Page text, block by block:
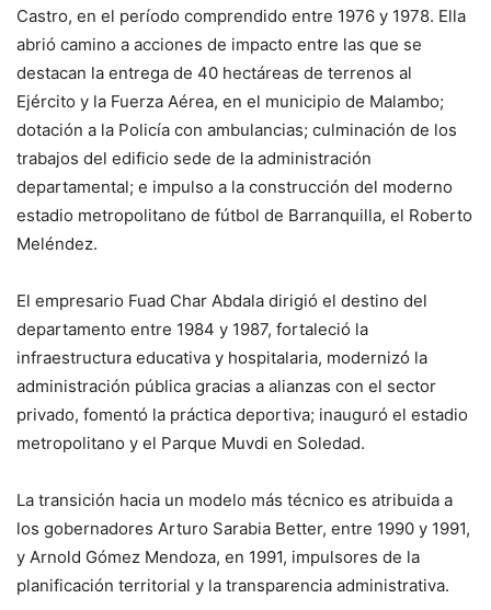
Castro, en el período comprendido entre 1976 y 1978. Ella
abrió camino a acciones de impacto entre las que se
destacan la entrega de 40 hectáreas de terrenos al
Ejército y la Fuerza Aérea, en el municipio de Malambo;
dotación a la Policía con ambulancias; culminación de los
trabajos del edificio sede de la administración
departamental; e impulso a la construcción del moderno
estadio metropolitano de fútbol de Barranquilla, el Roberto
Meléndez.
El empresario Fuad Char Abdala dirigió el destino del
departamento entre 1984 y 1987, fortaleció la
infraestructura educativa y hospitalaria, modernizó la
administración pública gracias a alianzas con el sector
privado, fomentó la práctica deportiva; inauguró el estadio
metropolitano y el Parque Muvdi en Soledad.
La transición hacia un modelo más técnico es atribuida a
los gobernadores Arturo Sarabia Better, entre 1990 y 1991,
y Arnold Gómez Mendoza, en 1991, impulsores de la
planificación territorial y la transparencia administrativa.